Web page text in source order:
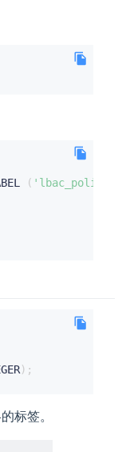
( 'lbac_policy'
) ;
标签。